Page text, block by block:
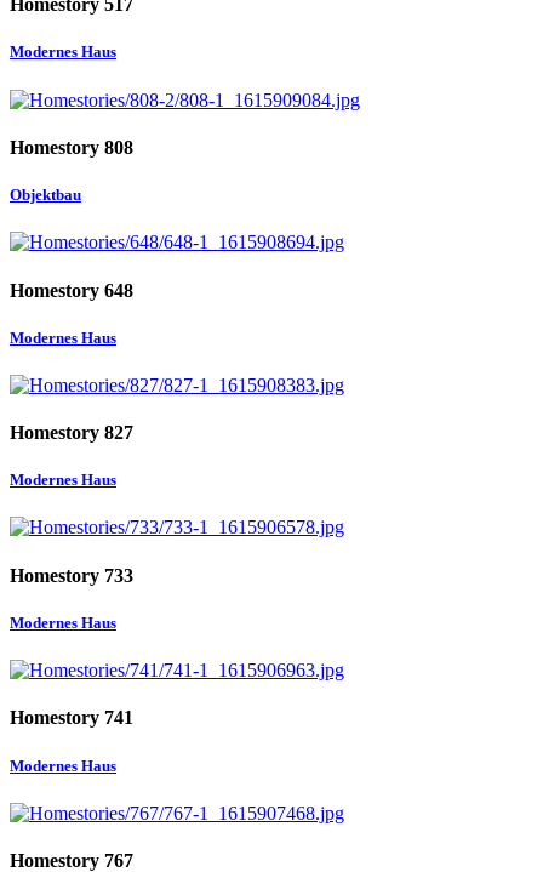
Homestory 517
Modernes Haus
Homestory 808
Objektbau
Homestory 648
Modernes Haus
Homestory 827
Modernes Haus
Homestory 733
Modernes Haus
Homestory 741
Modernes Haus
Homestory 767